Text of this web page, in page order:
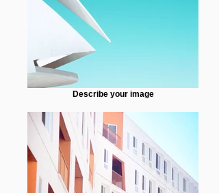
Describe your image